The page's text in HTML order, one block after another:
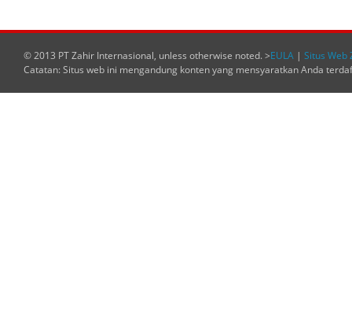
© 2013 PT Zahir Internasional, unless otherwise noted. >EULA | Situs Web
Catatan: Situs web ini mengandung konten yang mensyaratkan Anda